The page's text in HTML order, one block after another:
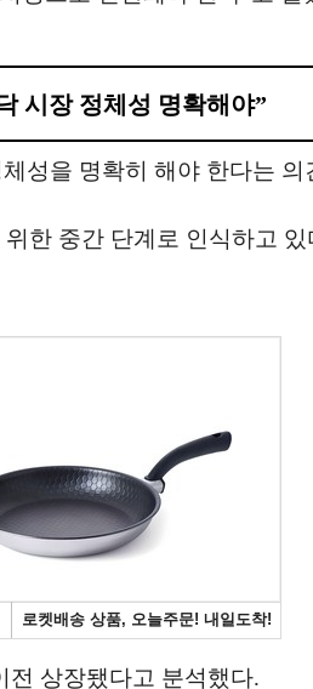
시장 정체성 명확해야”
성을 명확히 해야 한다는 의
한 중간 단계로 인식하고
전 상장됐다고 분석했다.